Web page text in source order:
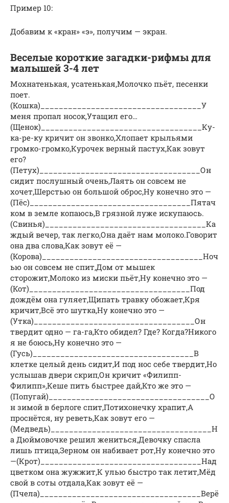
Пример 10:
Добавим к «кран» «э», получим — экран.
Веселые короткие загадки-рифмы для
малышей 3-4 лет
Мохнатенькая, усатенькая,Молочко пьёт, песенки
поет.
(Кошка)___________________________________У
меня пропал носок,Утащил его…
(Щенок)___________________________________Ку-
ка-ре-ку кричит он звонко,Хлопает крыльями
громко-громко,Курочек верный пастух,Как зовут
его?
(Петух)___________________________________Он
сидит послушный очень,Лаять он совсем не
хочет,Шерстью он большой оброс,Ну конечно это —
(Пёс)___________________________________Пятач
ком в земле копаюсь,В грязной луже искупаюсь.
(Свинья)___________________________________Ка
ждый вечер, так легко,Она даёт нам молоко.Говорит
она два слова,Как зовут её —
(Корова)___________________________________Ноч
ью он совсем не спит,Дом от мышек
сторожит,Молоко из миски пьёт,Ну конечно это —
(Кот)___________________________________Под
дождём она гуляет,Щипать травку обожает,Кря
кричит,Всё это шутка,Ну конечно это —
(Утка)___________________________________Он
твердит одно — га-га,Кто обидел? Где? Когда?Никого
я не боюсь,Ну конечно это —
(Гусь)___________________________________В
клетке целый день сидит,И под нос себе твердит,Но
услышав двери скрип,Он кричит «Филипп-
Филипп»,Кеше пить быстрее дай,Кто же это —
(Попугай)___________________________________О
н зимой в берлоге спит,Потихонечку храпит,А
проснётся, ну реветь,Как зовут его —
(Медведь)___________________________________Н
а Дюймовочке решил жениться,Девочку спасла
лишь птица,Зерном он набивает рот,Ну конечно это
—(Крот)___________________________________Над
цветком она жужжит,К улью быстро так летит,Мёд
свой в соты отдала,Как зовут её —
(Пчела)___________________________________Верё